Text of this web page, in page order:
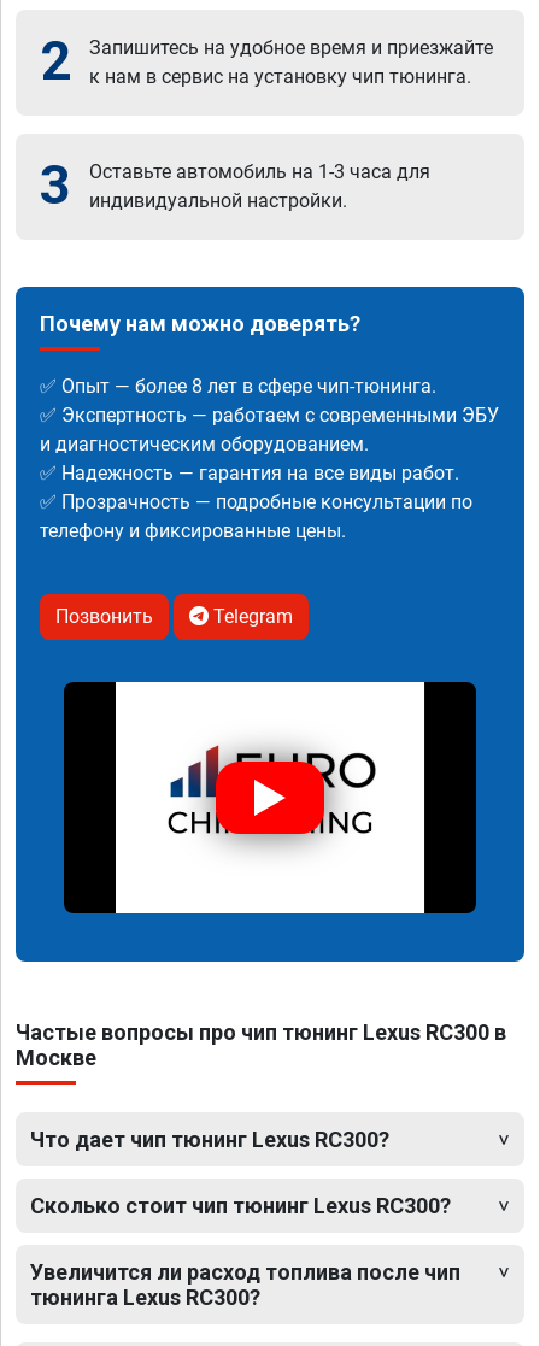
2
Запишитесь на удобное время и приезжайте
к нам в сервис на установку чип тюнинга.
3
Оставьте автомобиль на 1-3 часа для
индивидуальной настройки.
Почему нам можно доверять?
✅ Опыт — более 8 лет в сфере чип-тюнинга.
✅ Экспертность — работаем с современными ЭБУ
и диагностическим оборудованием.
✅ Надежность — гарантия на все виды работ.
✅ Прозрачность — подробные консультации по
телефону и фиксированные цены.
Позвонить Telegram
Частые вопросы про чип тюнинг Lexus RC300 в
Москве
Что дает чип тюнинг Lexus RC300?
Сколько стоит чип тюнинг Lexus RC300?
Увеличится ли расход топлива после чип
тюнинга Lexus RC300?